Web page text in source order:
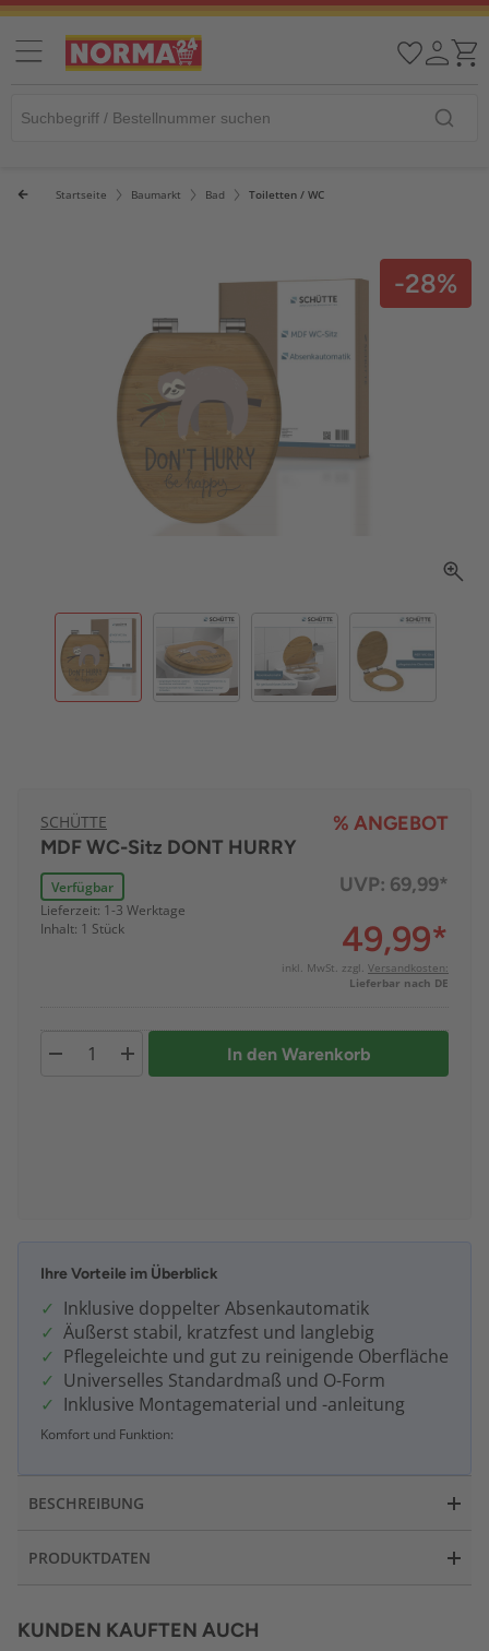
Startseite Baumarkt Bad Toiletten / WC
-28%
SCHÜTTE
% ANGEBOT
MDF WC-Sitz DONT HURRY
Verfügbar
Lieferzeit: 1-3 Werktage
Inhalt: 1 Stück
UVP: 69,99*
49,99*
inkl. MwSt. zzgl. Versandkosten:
Lieferbar nach DE
In den Warenkorb
Ihre Vorteile im Überblick
Inklusive doppelter Absenkautomatik
Äußerst stabil, kratzfest und langlebig
Pflegeleichte und gut zu reinigende Oberfläche
Universelles Standardmaß und O-Form
Inklusive Montagematerial und -anleitung
Komfort und Funktion:
BESCHREIBUNG
PRODUKTDATEN
KUNDEN KAUFTEN AUCH